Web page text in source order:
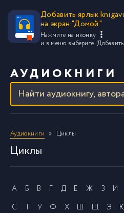
Добавить ярлык
на экран "Домой"
Нажмите на иконку
и в меню выберите
АУДИОКНИГИ
Аудиокниги Циклы
Циклы
А Б В Г Д Е Ж З И
С
Т У Ф Х Ш Щ Э